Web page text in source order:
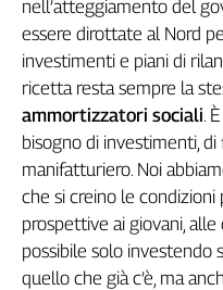
nell’atteggiamento del
essere dirottate al Nord
investimenti e piani di
ricetta resta sempre la
ammortizzatori sociali.
bisogno di investimenti, di
manifatturiero. Noi
che si creino le
prospettive ai giovani,
possibile solo investendo
quello che già c’è, ma